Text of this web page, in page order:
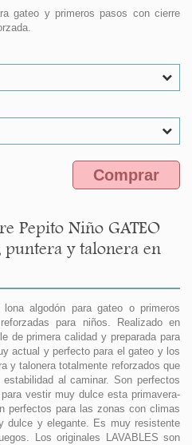
gateo y primeros pasos con cierre
Comprar
Pepito Niño GATEO
y talonera en
algodón para gateo o primeros
para niños. Realizado en
de primera calidad y preparada para
actual y perfecto para el gateo y los
y talonera totalmente reforzados que
al caminar. Son perfectos
vestir muy dulce esta primavera-
perfectos para las zonas con climas
dulce y elegante. Es muy resistente
Los originales LAVABLES son